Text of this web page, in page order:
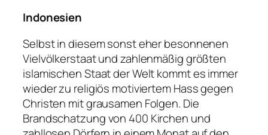
Indonesien
Selbst in diesem sonst eher besonnenen
Vielvölkerstaat und zahlenmäßig größten
islamischen Staat der Welt kommt es immer
wieder zu religiös motiviertem Hass gegen
Christen mit grausamen Folgen. Die
Brandschatzung von 400 Kirchen und